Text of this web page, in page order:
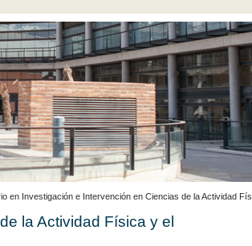
en Investigación e Intervención en Ciencias de la Actividad
la Actividad Física y el